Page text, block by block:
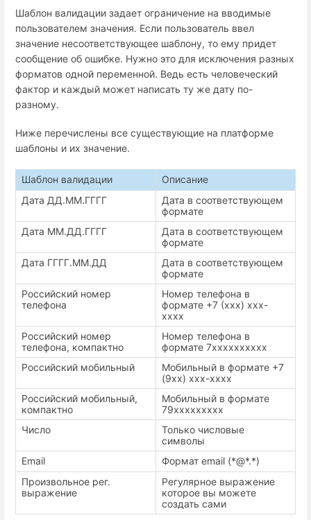
Шаблон валидации задает ограничение на вводимые
пользователем значения. Если пользователь ввел
значение несоответствующее шаблону, то ему придет
сообщение об ошибке. Нужно это для исключения разных
форматов одной переменной. Ведь есть человеческий
фактор и каждый может написать ту же дату по-
разному.
Ниже перечислены все существующие на платформе
шаблоны и их значение.
Шаблон валидации
Описание
Дата ДД.ММ.ГГГГ
Дата в соответствующем
формате
Дата ММ.ДД.ГГГГ
Дата в соответствующем
формате
Дата ГГГГ.ММ.ДД
Дата в соответствующем
формате
Российский номер
телефона
Номер телефона в
формате +7 (xxx) xxx-
xxxx
Российский номер
телефона, компактно
Номер телефона в
формате 7xxxxxxxxxx
Российский мобильный
Мобильный в формате +7
(9xx) xxx-xxxx
Российский мобильный,
компактно
Мобильный в формате
79xxxxxxxxx
Число
Только числовые
символы
Email
Формат email (*@*.*)
Произвольное рег.
выражение
Регулярное выражение
которое вы можете
создать сами